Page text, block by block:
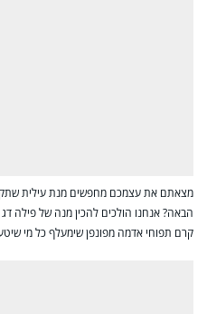
מצאתם את עצמכם מחפשים מנת עילית
הבאה? אנחנו הולכים להכין מנה של פילה
קרם תפוחי אדמה מפונפן שימעלף כל מי